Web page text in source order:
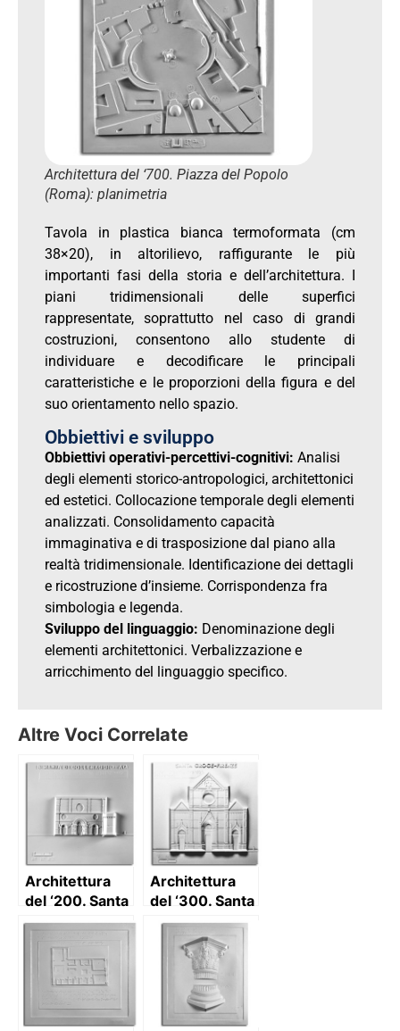
Architettura del ‘700. Piazza del Popolo
(Roma): planimetria
Tavola in plastica bianca termoformata (cm
38×20), in altorilievo, raffigurante le più
importanti fasi della storia e dell’architettura. I
piani tridimensionali delle superfici
rappresentate, soprattutto nel caso di grandi
costruzioni, consentono allo studente di
individuare e decodificare le principali
caratteristiche e le proporzioni della figura e del
suo orientamento nello spazio.
Obbiettivi e sviluppo
Obbiettivi operativi-percettivi-cognitivi: Analisi
degli elementi storico-antropologici, architettonici
ed estetici. Collocazione temporale degli elementi
analizzati. Consolidamento capacità
immaginativa e di trasposizione dal piano alla
realtà tridimensionale. Identificazione dei dettagli
e ricostruzione d’insieme. Corrispondenza fra
simbologia e legenda.
Sviluppo del linguaggio: Denominazione degli
elementi architettonici. Verbalizzazione e
arricchimento del linguaggio specifico.
Altre Voci Correlate
Architettura
del ‘200. Santa
Maria di
Collemaggio
(L’Aquila):
prospetto con
Architettura
del ‘300. Santa
Croce
(Firenze):
pianta e
prospetto con
descrizione